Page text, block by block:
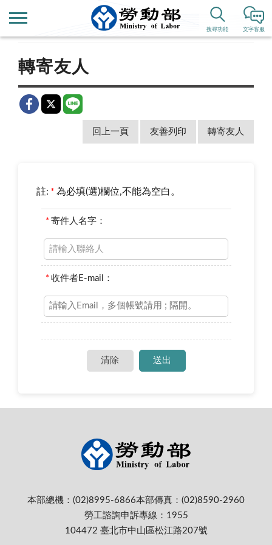
文字客服
搜尋功能
新聞公告 歷史新聞
轉寄友人
回上一頁 友善列印 轉寄友人
註: * 為必填(選)欄位,不能為空白。
* 寄件人名字：
* 收件者E-mail：
本部總機：(02)8995-6866本部傳真：(02)8590-2960
勞工諮詢申訴專線：1955
104472 臺北市中山區松江路207號